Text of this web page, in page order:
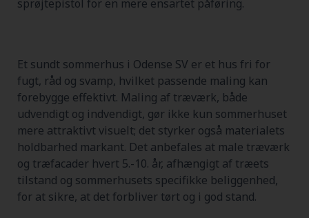
sprøjtepistol for en mere ensartet påføring.
Et sundt sommerhus i Odense SV er et hus fri for
fugt, råd og svamp, hvilket passende maling kan
forebygge effektivt. Maling af træværk, både
udvendigt og indvendigt, gør ikke kun sommerhuset
mere attraktivt visuelt; det styrker også materialets
holdbarhed markant. Det anbefales at male træværk
og træfacader hvert 5.-10. år, afhængigt af træets
tilstand og sommerhusets specifikke beliggenhed,
for at sikre, at det forbliver tørt og i god stand.